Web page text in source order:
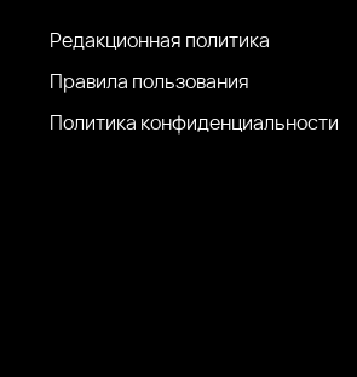
Редакционная политика
Правила пользования
Политика конфиденциальности